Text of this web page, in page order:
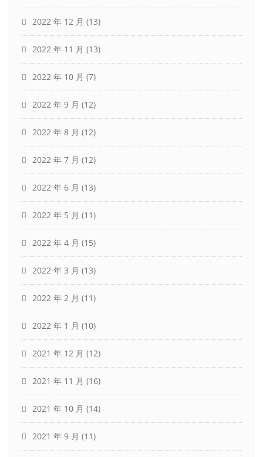
2022 年 12 月 (13)
2022 年 11 月 (13)
2022 年 10 月 (7)
2022 年 9 月 (12)
2022 年 8 月 (12)
2022 年 7 月 (12)
2022 年 6 月 (13)
2022 年 5 月 (11)
2022 年 4 月 (15)
2022 年 3 月 (13)
2022 年 2 月 (11)
2022 年 1 月 (10)
2021 年 12 月 (12)
2021 年 11 月 (16)
2021 年 10 月 (14)
2021 年 9 月 (11)